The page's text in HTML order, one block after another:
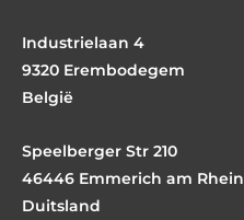
Industrielaan 4
9320 Erembodegem
België
Speelberger Str 210
46446 Emmerich am Rhein
Duitsland